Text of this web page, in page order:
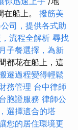
船上。 撥筋美
司，提供各式助
流程全解析 尋找
月子餐選擇，為新
都花在船上，這
遷過程變得輕鬆
務管理 台中律師
胞證服務 律師公
選擇適合的塔
您的居住環境更